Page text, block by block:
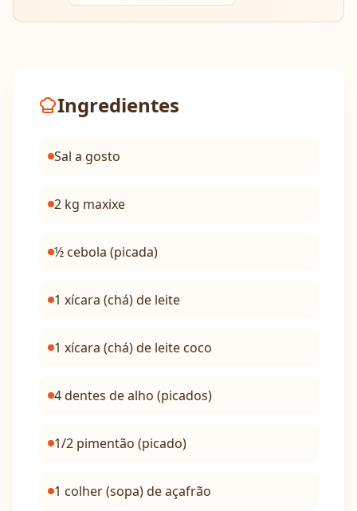
Ingredientes
Sal a gosto
2 kg maxixe
½ cebola (picada)
1 xícara (chá) de leite
1 xícara (chá) de leite coco
4 dentes de alho (picados)
1/2 pimentão (picado)
1 colher (sopa) de açafrão